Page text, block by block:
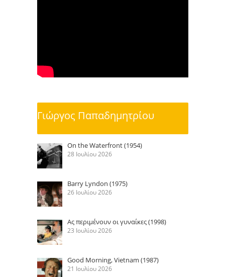
Γιώργος Παπαδημητρίου
On the Waterfront (1954)
28 Ιουλίου 2026
Barry Lyndon (1975)
26 Ιουλίου 2026
Ας περιμένουν οι γυναίκες (1998)
23 Ιουλίου 2026
Good Morning, Vietnam (1987)
21 Ιουλίου 2026